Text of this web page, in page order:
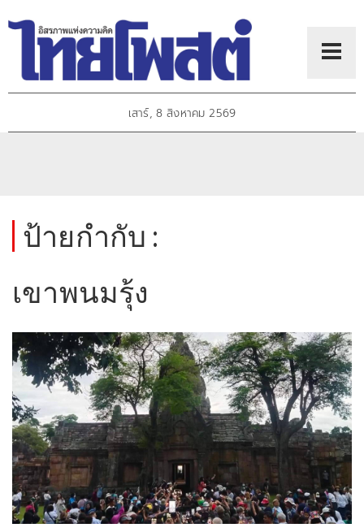
เสาร์, 8 สิงหาคม 2569
ป้ายกำกับ :
เขาพนมรุ้ง